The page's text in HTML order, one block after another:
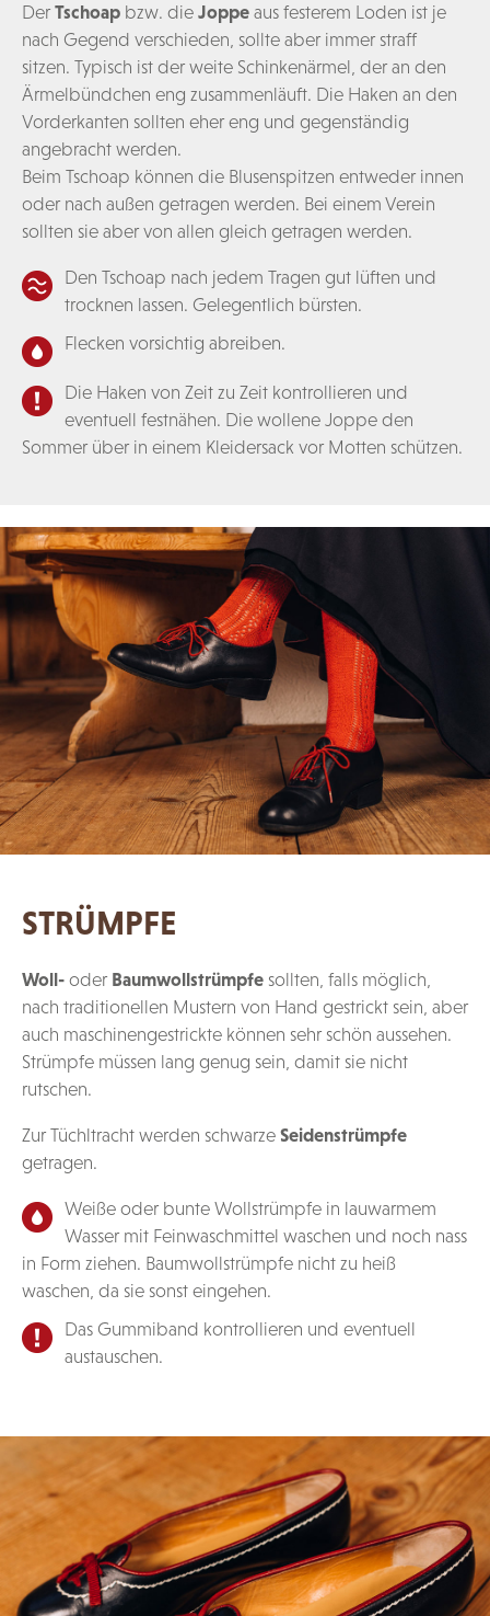
Der Tschoap bzw. die Joppe aus festerem Loden ist je
nach Gegend verschieden, sollte aber immer straff
sitzen. Typisch ist der weite Schinkenärmel, der an den
Ärmelbündchen eng zusammenläuft. Die Haken an den
Vorderkanten sollten eher eng und gegenständig
angebracht werden.
Beim Tschoap können die Blusenspitzen entweder innen
oder nach außen getragen werden. Bei einem Verein
sollten sie aber von allen gleich getragen werden.
Den Tschoap nach jedem Tragen gut lüften und
trocknen lassen. Gelegentlich bürsten.
Flecken vorsichtig abreiben.
Die Haken von Zeit zu Zeit kontrollieren und
eventuell festnähen. Die wollene Joppe den
Sommer über in einem Kleidersack vor Motten schützen.
STRÜMPFE
Woll- oder Baumwollstrümpfe sollten, falls möglich,
nach traditionellen Mustern von Hand gestrickt sein, aber
auch maschinengestrickte können sehr schön aussehen.
Strümpfe müssen lang genug sein, damit sie nicht
rutschen.
Zur Tüchltracht werden schwarze Seidenstrümpfe
getragen.
Weiße oder bunte Wollstrümpfe in lauwarmem
Wasser mit Feinwaschmittel waschen und noch nass
in Form ziehen. Baumwollstrümpfe nicht zu heiß
waschen, da sie sonst eingehen.
Das Gummiband kontrollieren und eventuell
austauschen.